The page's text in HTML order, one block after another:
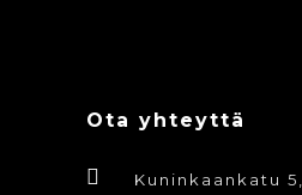
Ota yhteyttä
Kuninkaankatu